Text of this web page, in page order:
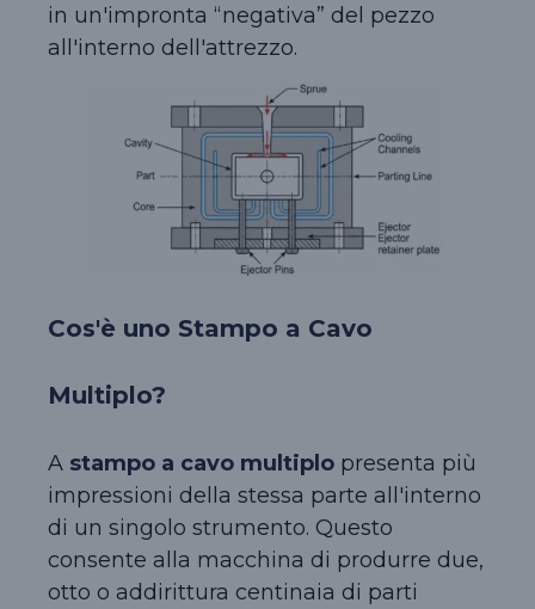
in un'impronta “negativa” del pezzo
all'interno dell'attrezzo.
Cos'è uno Stampo a Cavo
Multiplo?
A stampo a cavo multiplo presenta più
impressioni della stessa parte all'interno
di un singolo strumento. Questo
consente alla macchina di produrre due,
otto o addirittura centinaia di parti